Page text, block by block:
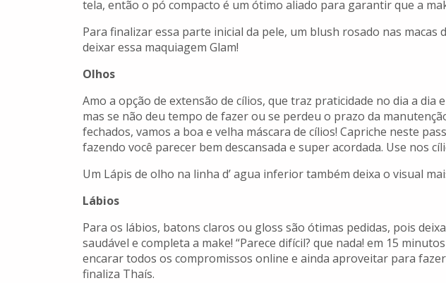
tela, então o pó compacto é um ótimo aliado para garantir que a
Para finalizar essa parte inicial da pele, um blush rosado nas
deixar essa maquiagem Glam!
Olhos
Amo a opção de extensão de cílios, que traz praticidade no dia a dia
mas se não deu tempo de fazer ou se perdeu o prazo da
fechados, vamos a boa e velha máscara de cílios! Capriche neste
fazendo você parecer bem descansada e super acordada. Use nos
Um Lápis de olho na linha d’ agua inferior também deixa o visual
Lábios
Para os lábios, batons claros ou gloss são ótimas pedidas, pois
saudável e completa a make! “Parece difícil? que nada! em 15
encarar todos os compromissos online e ainda aproveitar para fazer
finaliza Thaís.